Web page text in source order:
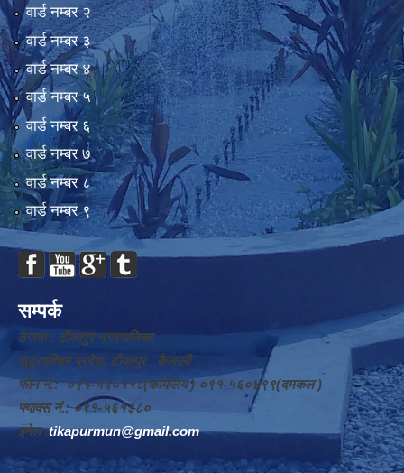
वार्ड न‌म्बर २
वार्ड न‌म्बर ३
वार्ड न‌म्बर ४
वार्ड न‌म्बर ५
वार्ड न‌म्बर ६
वार्ड न‌म्बर ७
वार्ड न‌म्बर ८
वार्ड न‌म्बर ९
सम्पर्क
ठेगाना : टीकापुर नगरपालिका
सुदूरपश्चिम प्रदेश, टीकापुर , कैलाली
फोन नं.: ०९१-५६०११८(कार्यालय ) ०९१-५६०४९९(दमकल )
फ्याक्स नं.: ०९१-५६१३८०
इमेल :tikapurmun@gmail.com